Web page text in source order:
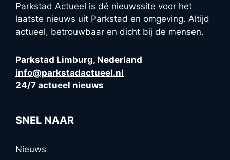
Parkstad Actueel is dé nieuwssite voor het
laatste nieuws uit Parkstad en omgeving. Altijd
actueel, betrouwbaar en dicht bij de mensen.
Parkstad Limburg, Nederland
info@parkstadactueel.nl
24/7 actueel nieuws
SNEL NAAR
Nieuws